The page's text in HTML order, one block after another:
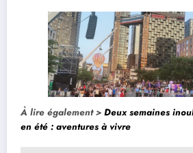
À lire également > Deux semaines
en été : aventures à vivre